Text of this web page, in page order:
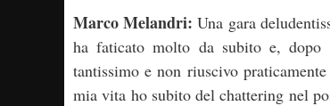
Marco Melandri: Una gara
ha faticato molto da subito e, dopo
tantissimo e non riuscivo
mia vita ho subito del chattering nel